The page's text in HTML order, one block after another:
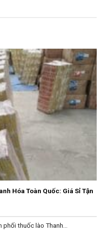
Hóa Toàn Quốc: Giá Sỉ Tận
thuốc lào Thanh...